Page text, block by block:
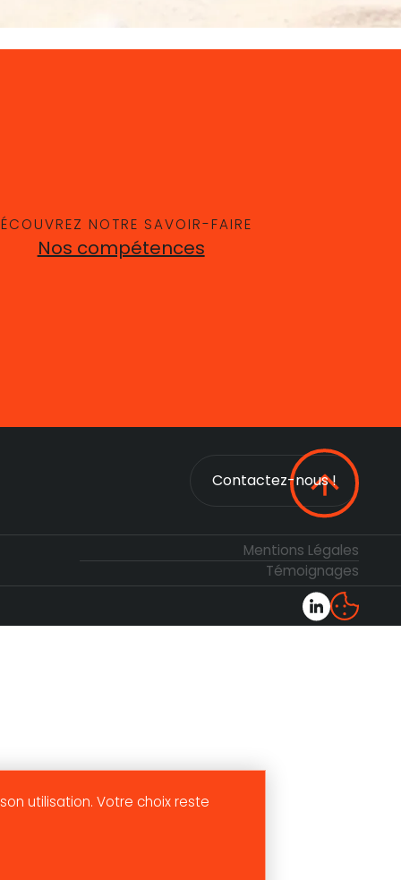
utilisation. Votre choix reste
NOTRE SAVOIR-FAIRE
Nos compétences
Contactez-nous !
Contactez-nous !
Mentions Légales
Témoignages